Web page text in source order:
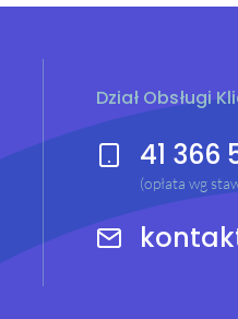
Dział Obsługi
41 366
(opłata wg